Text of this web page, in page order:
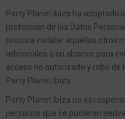
Party Planet Ibiza ha adoptado
protección de los Datos
procura instalar aquellos otros
adicionales a su alcance para
acceso no autorizado y robo de
Party Planet Ibiza.
Party Planet Ibiza no es
perjuicios que se pudieran